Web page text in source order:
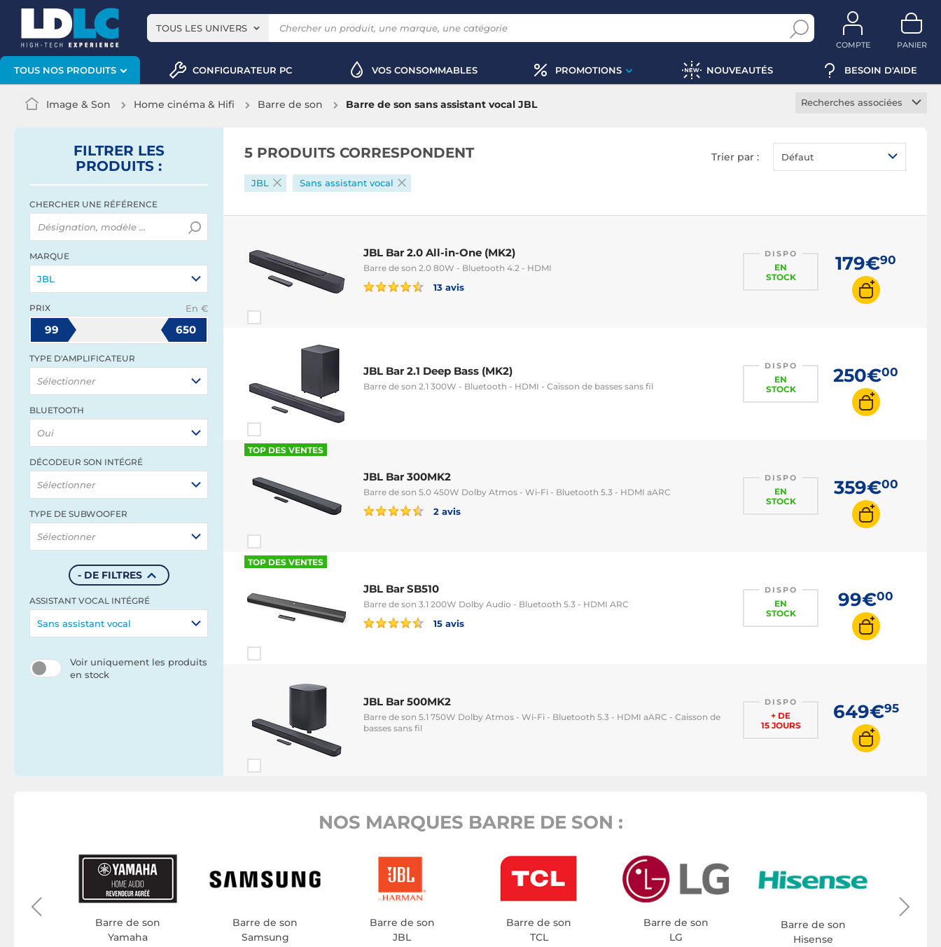
TOUS LES UNIVERS
COMPTE PANIER
TOUS NOS PRODUITS CONFIGURATEUR PC VOS CONSOMMABLES PROMOTIONS NOUVEAUTÉS BESOIN D'AIDE
Image & Son Home cinéma & Hifi Barre de son Barre de son sans assistant vocal JBL
Recherches associées
Barre de son 3.1
Barre de son 5.1
FILTRER LES
PRODUITS :
CHERCHER UNE RÉFÉRENCE
MARQUE
JBL
PRIX En €
99 650
TYPE D'AMPLIFICATEUR
Sélectionner
BLUETOOTH
Oui
DÉCODEUR SON INTÉGRÉ
Sélectionner
TYPE DE SUBWOOFER
Sélectionner
- DE FILTRES
ASSISTANT VOCAL INTÉGRÉ
Sans assistant vocal
Voir uniquement les produits
en stock
5 PRODUITS CORRESPONDENT Trier par : Défaut
JBL Sans assistant vocal
JBL Bar 2.0 All-in-One (MK2)
Barre de son 2.0 80W - Bluetooth 4.2 - HDMI
13 avis
DISPO
EN
STOCK
179€90
JBL Bar 2.1 Deep Bass (MK2)
Barre de son 2.1 300W - Bluetooth - HDMI - Caisson de basses sans fil
DISPO
EN
STOCK
250€00
TOP DES VENTES
JBL Bar 300MK2
Barre de son 5.0 450W Dolby Atmos - Wi-Fi - Bluetooth 5.3 - HDMI aARC
2 avis
DISPO
EN
STOCK
359€00
TOP DES VENTES
JBL Bar SB510
Barre de son 3.1 200W Dolby Audio - Bluetooth 5.3 - HDMI ARC
15 avis
DISPO
EN
STOCK
99€00
JBL Bar 500MK2
Barre de son 5.1 750W Dolby Atmos - Wi-Fi - Bluetooth 5.3 - HDMI aARC - Caisson de
basses sans fil
DISPO
+ DE
15 JOURS
649€95
NOS MARQUES BARRE DE SON :
Barre de son
Yamaha
Barre de son
Samsung
Barre de son
JBL
Barre de son
TCL
Barre de son
LG
Barre de son
Hisense